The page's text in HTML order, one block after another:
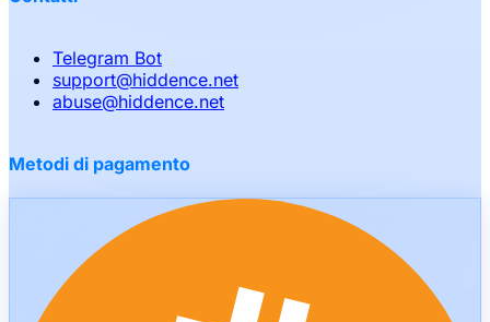
Telegram Bot
support@hiddence.net
abuse@hiddence.net
Metodi di pagamento